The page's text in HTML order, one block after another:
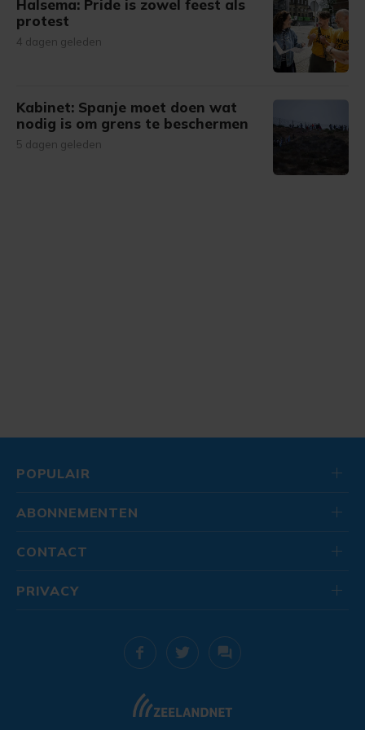
Halsema: Pride is zowel feest als
protest
4 dagen geleden
Kabinet: Spanje moet doen wat
nodig is om grens te beschermen
5 dagen geleden
POPULAIR
ABONNEMENTEN
CONTACT
PRIVACY